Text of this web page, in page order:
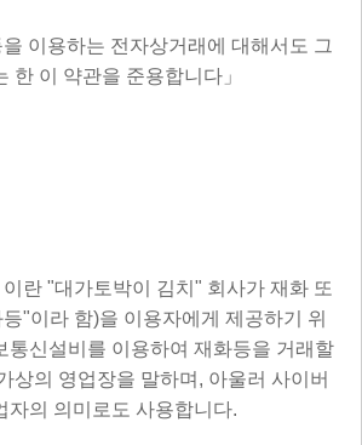
을 이용하는 전자상거래에 대해서도 그
한 이 약관을 준용합니다」
란 "대가토박이 김치" 회사가 재화 또
"이라 함)을 이용자에게 제공하기 위
통신설비를 이용하여 재화등을 거래할
상의 영업장을 말하며, 아울러 사이버
자의 의미로도 사용합니다.